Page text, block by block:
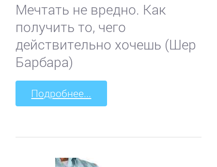
Мечтать не вредно. Как
получить то, чего
действительно хочешь (Шер
Барбара)
Подробнее...